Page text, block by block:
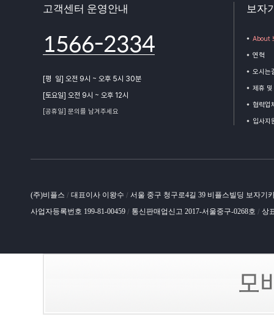
고객센터 운영안내
1566-2334
[평 일] 오전 9시 ~ 오후 5시 30분
[토요일] 오전 9시 ~ 오후 12시
[공휴일] 문의를 남겨주세요
보자
About
연혁
오시는
제휴
협력업
입사지
(주)비플스 / 대표이사 이왕수 / 서울 중구 청구로4길 39 비플스빌딩 보자기
사업자등록번호 199-81-00459 / 통신판매업신고 2017-서울중구-0268호 / 상